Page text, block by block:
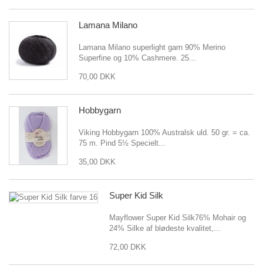
Lamana Milano
Lamana Milano superlight garn 90% Merino
Superfine og 10% Cashmere. 25...
70,00 DKK
Hobbygarn
Viking Hobbygarn 100% Australsk uld. 50 gr. = ca.
75 m. Pind 5½ Specielt...
35,00 DKK
Super Kid Silk
Mayflower Super Kid Silk76% Mohair og
24% Silke af blødeste kvalitet,...
72,00 DKK